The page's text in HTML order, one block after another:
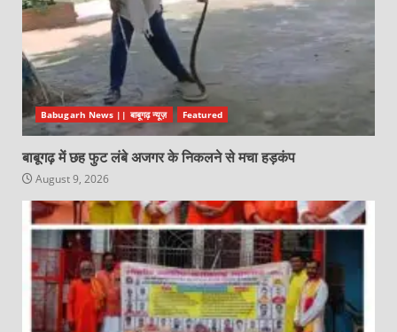
Babugarh News || बाबूगढ़ न्यूज़ Featured
बाबूगढ़ में छह फुट लंबे अजगर के निकलने से मचा हड़कंप
August 9, 2026